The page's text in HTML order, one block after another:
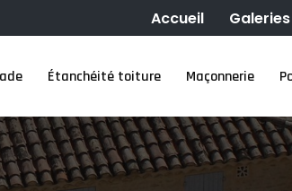
Navigation secondaire
Accueil Galeries
Étanchéité
Maçonnerie
Étanchéité toiture Maçonnerie